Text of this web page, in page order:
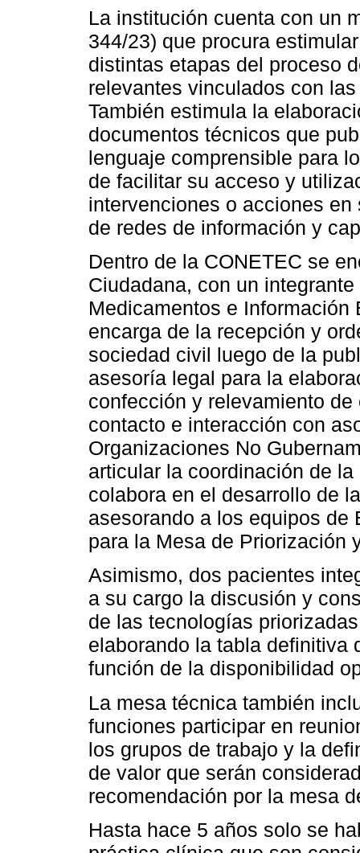
La institución cuenta con un
344/23) que procura
distintas etapas del proceso
relevantes vinculados con
También estimula la
documentos técnicos que
lenguaje comprensible para
de facilitar su acceso y
intervenciones o acciones
de redes de información y
Dentro de la CONETEC se
Ciudadana, con un
Medicamentos e
encarga de la recepción y
sociedad civil luego de la
asesoría legal para la
confección y relevamiento
contacto e interacción con
Organizaciones No
articular la coordinación de
colabora en el desarrollo de
asesorando a los equipos de
para la Mesa de Priorización
Asimismo, dos pacientes
a su cargo la discusión y
de las tecnologías
elaborando la tabla definitiva
función de la disponibilidad
La mesa técnica también
funciones participar en
los grupos de trabajo y la
de valor que serán
recomendación por la mesa
Hasta hace 5 años solo se